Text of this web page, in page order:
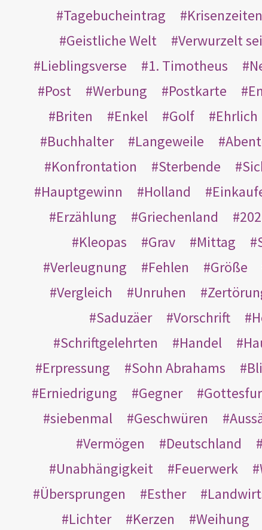
Tagebucheintrag
Krisenzeiten
Geistliche Welt
Verwurzelt
Lieblingsverse
1. Timotheus
Post
Werbung Postkarte
Briten
Enkel Golf Ehrlich
Buchhalter
Langeweile
Konfrontation
Sterbende
Hauptgewinn
Holland
Erzählung
Griechenland
Kleopas
Grav Mittag
Verleugnung
Fehlen Größe
Vergleich
Unruhen
Saduzäer
Vorschrift
Schriftgelehrten
Handel
Erpressung
Sohn Abrahams
Erniedrigung
Gegner
siebenmal
Geschwüren
Vermögen
Deutschland
Unabhängigkeit
Feuerwerk
Übersprungen
Esther
Lichter
Kerzen Weihung